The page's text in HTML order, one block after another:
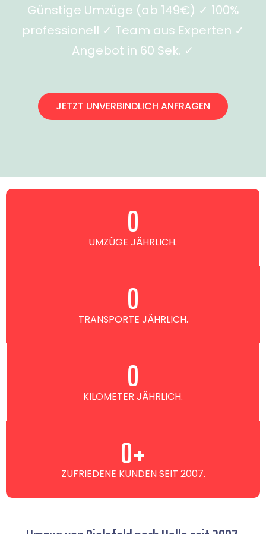
Günstige Umzüge (ab 149€) ✓ 100%
professionell ✓ Team aus Experten ✓
Angebot in 60 Sek. ✓
JETZT UNVERBINDLICH ANFRAGEN
UMZÜGE JÄHRLICH.
0
TRANSPORTE JÄHRLICH.
0
KILOMETER JÄHRLICH.
0
ZUFRIEDENE KUNDEN SEIT 2007.
0+